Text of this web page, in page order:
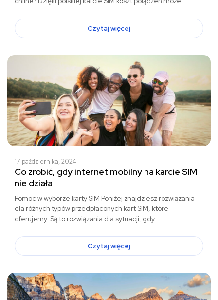
Czytaj więcej
17 października, 2024
Co zrobić, gdy internet mobilny na karcie SIM
nie działa
Pomoc w wyborze karty SIM Poniżej znajdziesz rozwiązania
dla różnych typów przedpłaconych kart SIM, które
oferujemy. Są to rozwiązania dla sytuacji, gdy.
Czytaj więcej